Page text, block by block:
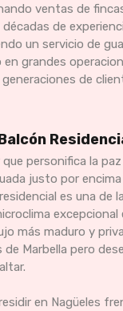
ventas de
décadas de
un servicio de
grandes
de
personifica la
justo por
es una de
más maduro y
de Marbella pero
en Nagüeles